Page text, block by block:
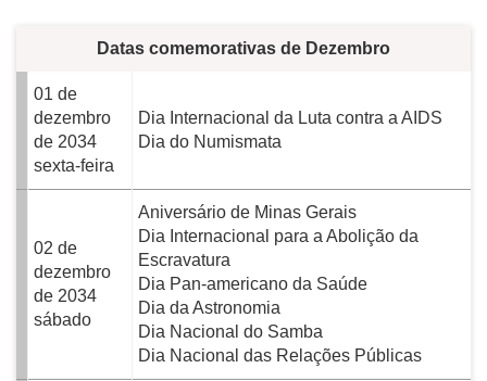
Datas comemorativas de Dezembro
01 de
dezembro
de 2034
sexta-feira
Dia Internacional da Luta contra a AIDS
Dia do Numismata
02 de
dezembro
de 2034
sábado
Aniversário de Minas Gerais
Dia Internacional para a Abolição da
Escravatura
Dia Pan-americano da Saúde
Dia da Astronomia
Dia Nacional do Samba
Dia Nacional das Relações Públicas